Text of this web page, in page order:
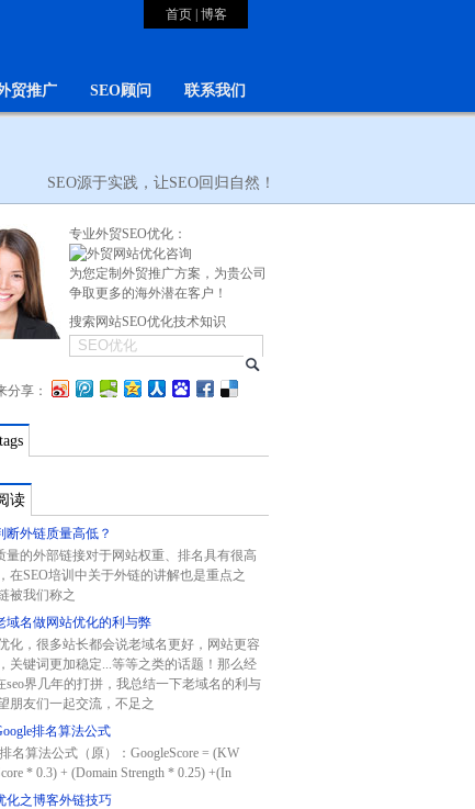
首页| 博客
贸推广 SEO顾问 联系我们
SEO源于实践，让SEO回归自然！
专业外贸SEO优化：
为您定制外贸推广方案，为贵公司
争取更多的海外潜在客户！
搜索网站SEO优化技术知识
分享：
读
断外链质量高低？
的外部链接对于网站权重、排名具有很高
在SEO培训中关于外链的讲解也是重点之
被我们称之
域名做网站优化的利与弊
化，很多站长都会说老域名更好，网站更容
关键词更加稳定...等等之类的话题！那么经
seo界几年的打拼，我总结一下老域名的利与
朋友们一起交流，不足之
排名算法公式
名算法公式（原）：GoogleScore = (KW
* 0.3) + (Domain Strength * 0.25) +(In
化之博客外链技巧